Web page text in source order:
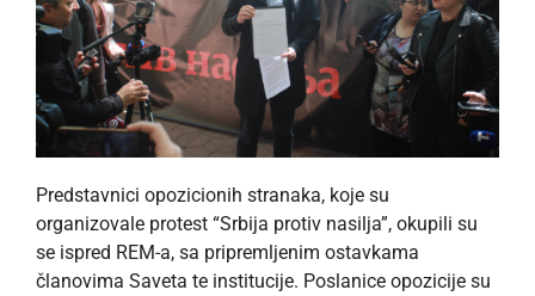
Predstavnici opozicionih stranaka, koje su
organizovale protest “Srbija protiv nasilja”, okupili su
se ispred REM-a, sa pripremljenim ostavkama
članovima Saveta te institucije. Poslanice opozicije su